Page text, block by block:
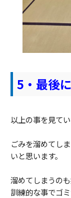
5・最後に
以上の事を見て
ごみを溜めてし
いと思います。
溜めてしまうの
訓練的な事でゴ